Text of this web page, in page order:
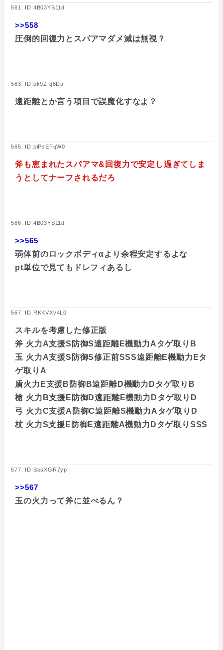
561: ID:4B03YS11d
>>558
圧倒的回復力とスパアマダメ減は無視？
563: ID:bk9Zfq8Da
遠距離とか言う項目で誤魔化すなよ？
565: ID:piPsEFqW0
斧も恵まれたスパアマ&回復力で安定し過ぎてしま
うとしてナーフされるだろ
566: ID:4B03YS11d
>>565
弱体前のロックボディαより余程安定するよな
pt単位で見てもドレフィあるし
567: ID:RKKVXv4L0
スキルを考慮した修正版
斧 火力A支援S防御S遠距離E機動力Aタゲ取りB
玉 火力A支援S防御S修正前SSS遠距離E機動力Eタ
ゲ取りA
盾火力E支援B防御B遠距離D機動力Dタゲ取りB
槍 火力B支援E防御D遠距離E機動力Dタゲ取りD
弓 火力C支援A防御C遠距離S機動力Aタゲ取りD
杖 火力S支援E防御E遠距離A機動力Dタゲ取りSSS
577: ID:SosXGR7yp
>>567
玉の火力って斧に並べるん？